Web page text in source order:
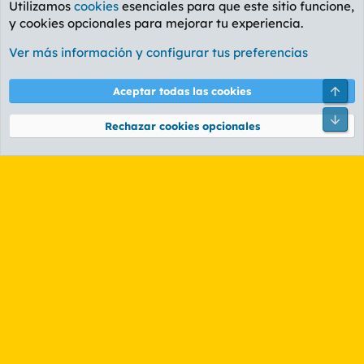
Foro General
Cookies
PL OLDSTYLE AMARILLO
Términos y reglas Política de privacidad Ayuda
Community platform by XenForo® © 2010-2026 XenForo Ltd.
Utilizamos cookies esenciales para que este sitio funcione,
y cookies opcionales para mejorar tu experiencia.
Ver más información y configurar tus preferencias
Aceptar todas las cookies
Rechazar cookies opcionales
Pie